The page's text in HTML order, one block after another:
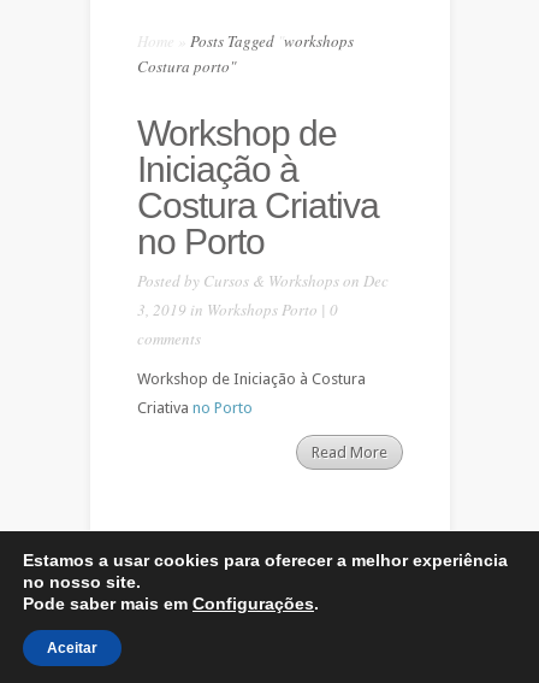
Home Posts Tagged workshops
Costura porto"
Workshop de
Iniciação à
Costura Criativa
no Porto
Posted by Cursos & Workshopson Dec
3, 2019 in Workshops Porto | 0
comments
Workshop de Iniciação à Costura
Criativa no Porto
Read More
Designed by
Estamos a usar cookies para oferecer a melhor experiência
no nosso site.
Pode saber mais em Configurações.
Aceitar